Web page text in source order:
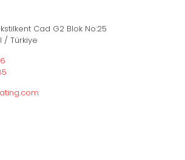
Cad G2 Blok No:25
/ Türkiye